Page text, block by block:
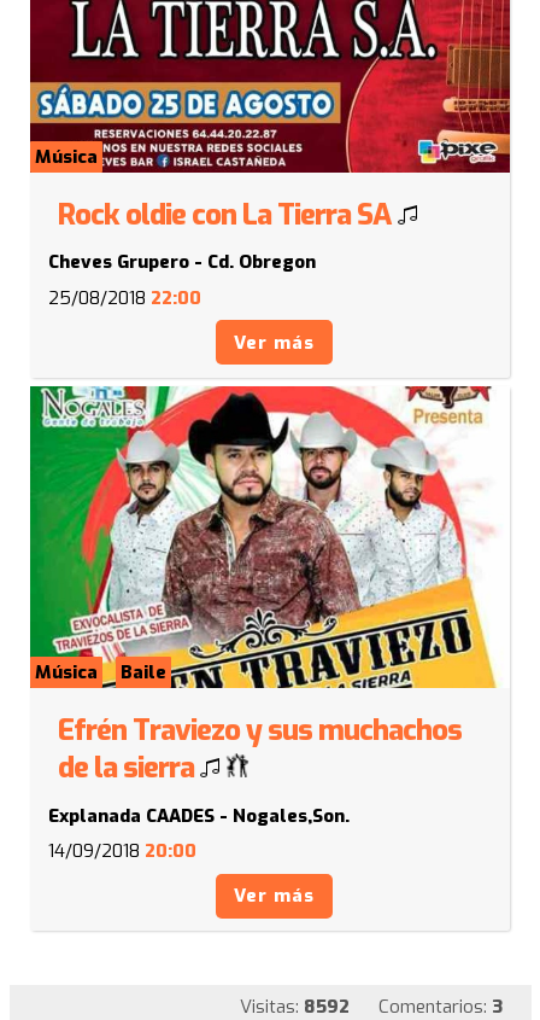
Música
Rock oldie con La Tierra SA
Cheves Grupero - Cd. Obregon
25/08/2018 22:00
Ver más
Música Baile
Efrén Traviezo y sus muchachos
de la sierra
Explanada CAADES - Nogales,Son.
14/09/2018 20:00
Ver más
Visitas: 8592 Comentarios: 3